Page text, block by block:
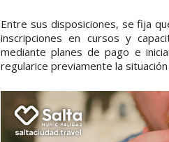
Entre sus disposiciones, se fija
inscripciones en cursos y
mediante planes de pago e
regularice previamente la